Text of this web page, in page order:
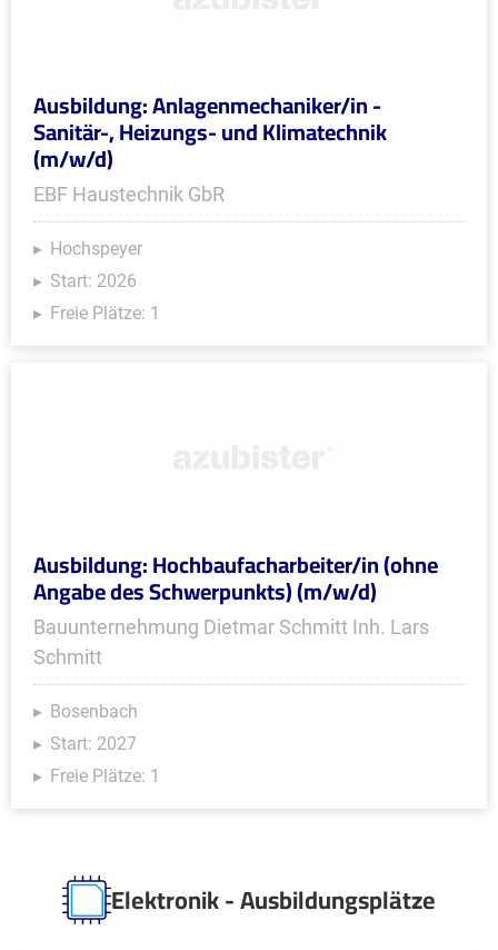
Ausbildung: Anlagenmechaniker/in -
Sanitär-, Heizungs- und Klimatechnik
(m/w/d)
EBF Haustechnik GbR
Hochspeyer
Start: 2026
Freie Plätze: 1
Ausbildung: Hochbaufacharbeiter/in (ohne
Angabe des Schwerpunkts) (m/w/d)
Bauunternehmung Dietmar Schmitt Inh. Lars
Schmitt
Bosenbach
Start: 2027
Freie Plätze: 1
Elektronik - Ausbildungsplätze